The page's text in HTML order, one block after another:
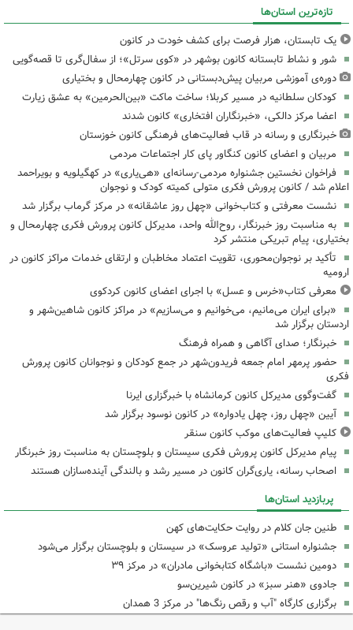
تازه‌ترین استان‌ها
یک تابستان، هزار فرصت برای کشف خودت در کانون
شور و نشاط تابستانه کانون بوشهر در «کوی سرتل»؛ از سفال‌گری تا قصه‌گویی
دوره‌ی آموزشی مربیان پیش‌دبستانی در کانون چهارمحال و بختیاری
کودکان سلطانیه در مسیر کربلا؛ ساخت ماکت «بین‌الحرمین» به عشق زیارت
اعضا مرکز دالکی، «خبرنگاران افتخاری» کانون شدند
خبرنگاری و رسانه در قاب فعالیت‌های فرهنگی کانون خوزستان
مربیان و اعضای کانون کنگاور پای کار اجتماعات مردمی
فراخوان نخستین جشنواره مردمی-رسانه‌ای «هی‌یاری» در کهگیلویه و بویراحمد
اعلام شد / کانون پرورش فکری متولی کمیته کودک و نوجوان
نشست معرفتی و کتاب‌خوانی «چهل روز عاشقانه» در مرکز گرماب برگزار شد
به مناسبت روز خبرنگار، روح‌الله واحد، مدیرکل کانون پرورش فکری چهارمحال و
بختیاری، پیام تبریکی منتشر کرد
تأکید بر نوجوان‌محوری، تقویت اعتماد مخاطبان و ارتقای خدمات مراکز کانون در
ارومیه
معرفی کتاب«خرس و عسل» با اجرای اعضای کانون کردکوی
«برای ایران می‌مانیم، می‌خوانیم و می‌سازیم» در مراکز کانون شاهین‌شهر و
اردستان برگزار شد
خبرنگار؛ صدای آگاهی و همراه فرهنگ
حضور پرمهر امام جمعه فریدون‌شهر در جمع کودکان و نوجوانان کانون پرورش
فکری
گفت‌وگوی مدیرکل کانون کرمانشاه با خبرگزاری ایرنا
آیین «چهل روز، چهل یادواره» در کانون نوسود برگزار شد
کلیپ فعالیت‌های موکب کانون سنقر
پیام مدیرکل کانون پرورش فکری سیستان و بلوچستان به مناسبت روز خبرنگار
اصحاب رسانه، یاری‌گران کانون در مسیر رشد و بالندگی آینده‌سازان هستند
پربازدید استان‌ها
طنین جان کلام در روایت حکایت‌های کهن
جشنواره استانی «تولید عروسک» در سیستان و بلوچستان برگزار می‌شود
دومین نشست «باشگاه کتابخوانی مادران» در مرکز ۳۹
جادوی «هنر سبز» در کانون شیرین‌سو
برگزاری کارگاه "آب و رقص رنگ‌ها" در مرکز 3 همدان